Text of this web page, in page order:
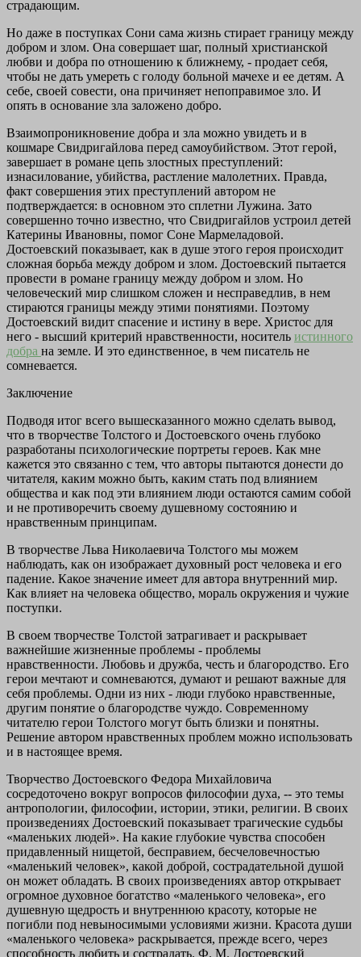
страдающим.
Но даже в поступках Сони сама жизнь стирает границу между
добром и злом. Она совершает шаг, полный христианской
любви и добра по отношению к ближнему, - продает себя,
чтобы не дать умереть с голоду больной мачехе и ее детям. А
себе, своей совести, она причиняет непоправимое зло. И
опять в основание зла заложено добро.
Взаимопроникновение добра и зла можно увидеть и в
кошмаре Свидригайлова перед самоубийством. Этот герой,
завершает в романе цепь злостных преступлений:
изнасилование, убийства, растление малолетних. Правда,
факт совершения этих преступлений автором не
подтверждается: в основном это сплетни Лужина. Зато
совершенно точно известно, что Свидригайлов устроил детей
Катерины Ивановны, помог Соне Мармеладовой.
Достоевский показывает, как в душе этого героя происходит
сложная борьба между добром и злом. Достоевский пытается
провести в романе границу между добром и злом. Но
человеческий мир слишком сложен и несправедлив, в нем
стираются границы между этими понятиями. Поэтому
Достоевский видит спасение и истину в вере. Христос для
него - высший критерий нравственности, носитель истинного
добра на земле. И это единственное, в чем писатель не
сомневается.
Заключение
Подводя итог всего вышесказанного можно сделать вывод,
что в творчестве Толстого и Достоевского очень глубоко
разработаны психологические портреты героев. Как мне
кажется это связанно с тем, что авторы пытаются донести до
читателя, каким можно быть, каким стать под влиянием
общества и как под эти влиянием люди остаются самим собой
и не противоречить своему душевному состоянию и
нравственным принципам.
В творчестве Льва Николаевича Толстого мы можем
наблюдать, как он изображает духовный рост человека и его
падение. Какое значение имеет для автора внутренний мир.
Как влияет на человека общество, мораль окружения и чужие
поступки.
В своем творчестве Толстой затрагивает и раскрывает
важнейшие жизненные проблемы - проблемы
нравственности. Любовь и дружба, честь и благородство. Его
герои мечтают и сомневаются, думают и решают важные для
себя проблемы. Одни из них - люди глубоко нравственные,
другим понятие о благородстве чуждо. Современному
читателю герои Толстого могут быть близки и понятны.
Решение автором нравственных проблем можно использовать
и в настоящее время.
Творчество Достоевского Федора Михайловича
сосредоточено вокруг вопросов философии духа, -- это темы
антропологии, философии, истории, этики, религии. В своих
произведениях Достоевский показывает трагические судьбы
«маленьких людей». На какие глубокие чувства способен
придавленный нищетой, бесправием, бесчеловечностью
«маленький человек», какой доброй, сострадательной душой
он может обладать. В своих произведениях автор открывает
огромное духовное богатство «маленького человека», его
душевную щедрость и внутреннюю красоту, которые не
погибли под невыносимыми условиями жизни. Красота души
«маленького человека» раскрывается, прежде всего, через
способность любить и сострадать. Ф. М. Достоевский